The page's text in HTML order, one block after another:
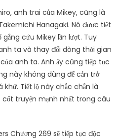
anh trai của Mikey, cũng là
Hanagaki. Nó được tiết
cứu Mikey lần lượt. Tuy
ta và thay đổi dòng thời gian
anh ta. Anh ấy cũng tiếp tục
này không dùng để cản trở
Tiết lộ này chắc chắn là
truyện mạnh nhất trong câu
Chương 269 sẽ tiếp tục độc